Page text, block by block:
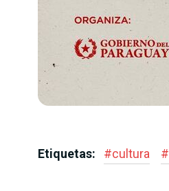
Etiquetas: #cultura #